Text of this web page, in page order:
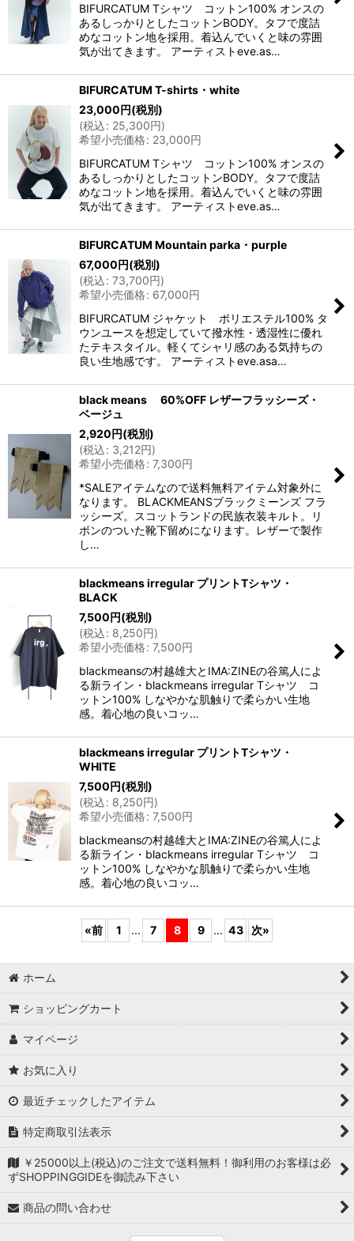
BIFURCATUM Tシャツ コットン100% オンスの
あるしっかりとしたコットンBODY。タフで度詰
めなコットン地を採用。着込んでいくと味の雰囲
気が出てきます。 アーティストeve.as…
BIFURCATUM T-shirts・white
23,000円(税別)
(税込: 25,300円)
希望小売価格: 23,000円
BIFURCATUM Tシャツ コットン100% オンスの
あるしっかりとしたコットンBODY。タフで度詰
めなコットン地を採用。着込んでいくと味の雰囲
気が出てきます。 アーティストeve.as…
BIFURCATUM Mountain parka・purple
67,000円(税別)
(税込: 73,700円)
希望小売価格: 67,000円
BIFURCATUM ジャケット ポリエステル100% タ
ウンユースを想定していて撥水性・透湿性に優れ
たテキスタイル。軽くてシャリ感のある気持ちの
良い生地感です。 アーティストeve.asa…
black means 60%OFF レザーフラッシーズ・
ベージュ
2,920円(税別)
(税込: 3,212円)
希望小売価格: 7,300円
*SALEアイテムなので送料無料アイテム対象外に
なります。 BLACKMEANSブラックミーンズ フラ
ッシーズ。スコットランドの民族衣装キルト。リ
ボンのついた靴下留めになります。レザーで製作
し…
blackmeans irregular プリントTシャツ・
BLACK
7,500円(税別)
(税込: 8,250円)
希望小売価格: 7,500円
blackmeansの村越雄大とIMA:ZINEの谷篤人によ
る新ライン・blackmeans irregular Tシャツ コ
ットン100% しなやかな肌触りで柔らかい生地
感。着心地の良いコッ…
blackmeans irregular プリントTシャツ・
WHITE
7,500円(税別)
(税込: 8,250円)
希望小売価格: 7,500円
blackmeansの村越雄大とIMA:ZINEの谷篤人によ
る新ライン・blackmeans irregular Tシャツ コ
ットン100% しなやかな肌触りで柔らかい生地
感。着心地の良いコッ…
«前 1 ... 7 8 9 ... 43 次»
ホーム
ショッピングカート
マイページ
お気に入り
最近チェックしたアイテム
特定商取引法表示
￥25000以上(税込)のご注文で送料無料！御利用のお客様は必
ずSHOPPINGGIDEを御読み下さい
商品の問い合わせ